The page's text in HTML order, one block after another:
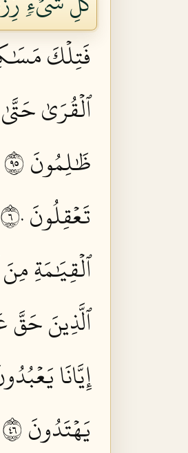
فَتِلۡكَ
ٱلۡقُرَىٰ
ظَٰلِمُونَ ٥٩
تَعۡقِلُونَ ٦٠
ٱلۡقِيَٰمَةِ مِنَ
ٱلَّذِينَ حَقَّ
إِيَّانَا يَعۡبُدُونَ
يَهۡتَدُونَ ٦٤